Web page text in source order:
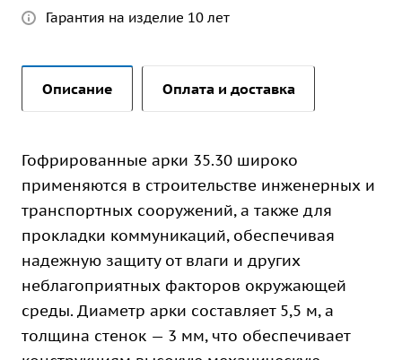
Гарантия на изделие 10 лет
Описание Оплата и доставка
Гофрированные арки 35.30 широко
применяются в строительстве инженерных и
транспортных сооружений, а также для
прокладки коммуникаций, обеспечивая
надежную защиту от влаги и других
неблагоприятных факторов окружающей
среды. Диаметр арки составляет 5,5 м, а
толщина стенок — 3 мм, что обеспечивает